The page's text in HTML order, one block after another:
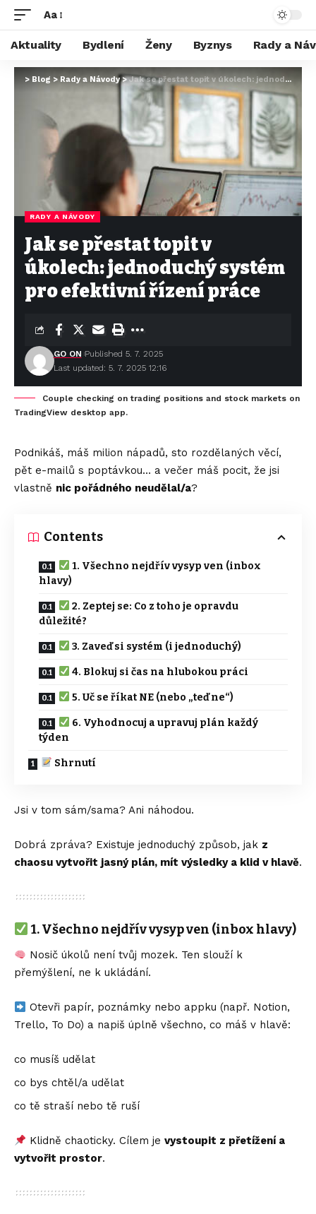
Aa
Aktuality Bydlení Ženy Byznys Rady a
> Blog >Rady a Návody>Jak se přestat topit v úkolech: jednoduchý systém pro efektivní řízení práce
RADY A NÁVODY
Jak se přestat topit v
úkolech: jednoduchý systém
pro efektivní řízení práce
Last updated: 5. 7. 2025 12:16
GO ON Published 5. 7. 2025
Couple checking on trading positions and stock markets on
TradingView desktop app.
Podnikáš, máš milion nápadů, sto rozdělaných věcí,
pět e-mailů s poptávkou… a večer máš pocit, že jsi
vlastně nic pořádného neudělal/a?
Contents
1. Všechno nejdřív vysyp ven (inbox
hlavy)
2. Zeptej se: Co z toho je opravdu
důležité?
3. Zaveď si systém (i jednoduchý)
4. Blokuj si čas na hlubokou práci
5. Uč se říkat NE (nebo „teď ne“)
6. Vyhodnocuj a upravuj plán každý
týden
Shrnutí
Jsi v tom sám/sama? Ani náhodou.
Dobrá zpráva? Existuje jednoduchý způsob, jak z
chaosu vytvořit jasný plán, mít výsledky a klid v hlavě.
1.Všechno nejdřív vysyp ven (inbox hlavy)
Nosič úkolů není tvůj mozek. Ten slouží k
přemýšlení, ne k ukládání.
Otevři papír, poznámky nebo appku (např. Notion,
Trello, To Do) a napiš úplně všechno, co máš v hlavě:
co musíš udělat
co bys chtěl/a udělat
co tě straší nebo tě ruší
Klidně chaoticky. Cílem jevystoupit z přetížení a
vytvořit prostor.